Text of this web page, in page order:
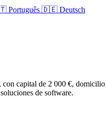
Português 🇩🇪 Deutsch
capital de 2 000 €,
de software.